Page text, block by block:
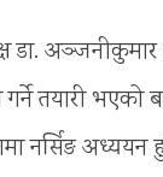
डा. अञ्जनीकुमार
तयारी भएको
नर्सिङ अध्ययन